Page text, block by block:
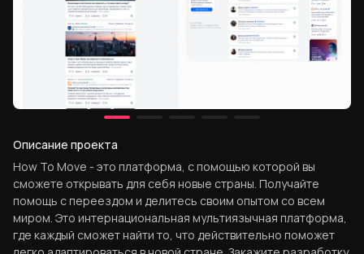
Описание проекта
How To Move - это платформа, с помощью которой вы
сможете открывать для себя новые страны. Получайте
помощь с переездом и делитесь своим опытом со всем
миром. Это интернациональная мультиязычная платформа,
где каждый сможет найти то, что действительно поможет